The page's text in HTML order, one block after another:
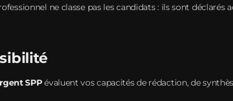
ne classe pas les candidats : ils sont déclarés
SPPévaluent vos capacités de rédaction, de